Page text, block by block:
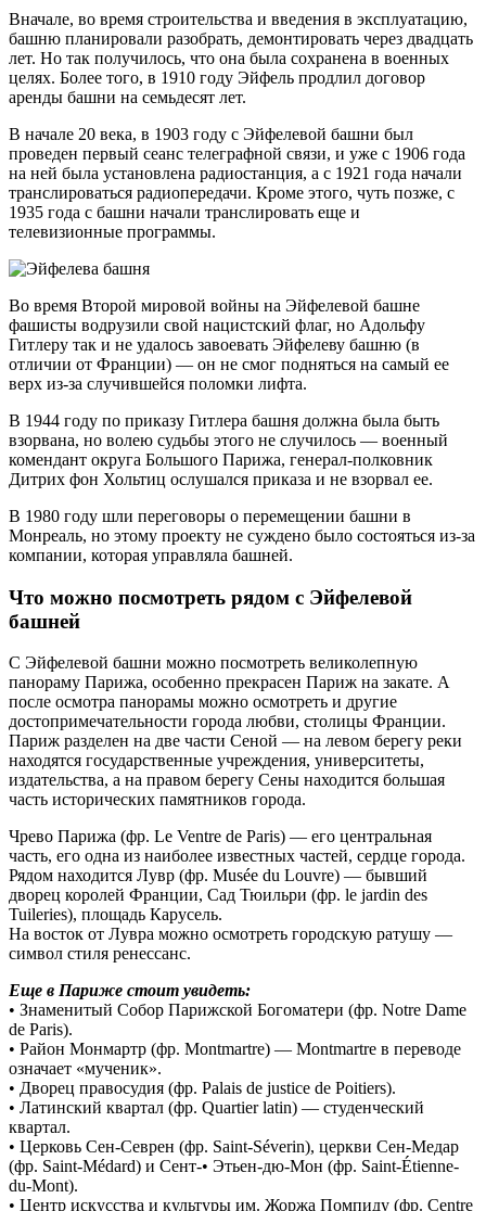
Вначале, во время строительства и введения в эксплуатацию,
башню планировали разобрать, демонтировать через двадцать
лет. Но так получилось, что она была сохранена в военных
целях. Более того, в 1910 году Эйфель продлил договор
аренды башни на семьдесят лет.
В начале 20 века, в 1903 году с Эйфелевой башни был
проведен первый сеанс телеграфной связи, и уже с 1906 года
на ней была установлена радиостанция, а с 1921 года начали
транслироваться радиопередачи. Кроме этого, чуть позже, с
1935 года с башни начали транслировать еще и
телевизионные программы.
Во время Второй мировой войны на Эйфелевой башне
фашисты водрузили свой нацистский флаг, но Адольфу
Гитлеру так и не удалось завоевать Эйфелеву башню (в
отличии от Франции) — он не смог подняться на самый ее
верх из-за случившейся поломки лифта.
В 1944 году по приказу Гитлера башня должна была быть
взорвана, но волею судьбы этого не случилось — военный
комендант округа Большого Парижа, генерал-полковник
Дитрих фон Хольтиц ослушался приказа и не взорвал ее.
В 1980 году шли переговоры о перемещении башни в
Монреаль, но этому проекту не суждено было состояться из-за
компании, которая управляла башней.
Что можно посмотреть рядом с Эйфелевой
башней
С Эйфелевой башни можно посмотреть великолепную
панораму Парижа, особенно прекрасен Париж на закате. А
после осмотра панорамы можно осмотреть и другие
достопримечательности города любви, столицы Франции.
Париж разделен на две части Сеной — на левом берегу реки
находятся государственные учреждения, университеты,
издательства, а на правом берегу Сены находится большая
часть исторических памятников города.
Чрево Парижа (фр. Le Ventre de Paris) — его центральная
часть, его одна из наиболее известных частей, сердце города.
Рядом находится Лувр (фр. Musée du Louvre) — бывший
дворец королей Франции, Сад Тюильри (фр. le jardin des
Tuileries), площадь Карусель.
На восток от Лувра можно осмотреть городскую ратушу —
символ стиля ренессанс.
Еще в Париже стоит увидеть:
• Знаменитый Собор Парижской Богоматери (фр. Notre Dame
de Paris).
• Район Монмартр (фр. Montmartre) — Montmartre в переводе
означает «мученик».
• Дворец правосудия (фр. Palais de justice de Poitiers).
• Латинский квартал (фр. Quartier latin) — студенческий
квартал.
• Церковь Сен-Севрен (фр. Saint-Séverin), церкви Сен-Медар
(фр. Saint-Médard) и Сент-• Этьен-дю-Мон (фр. Saint-Étienne-
du-Mont).
• Центр искусства и культуры им. Жоржа Помпиду (фр. Centre